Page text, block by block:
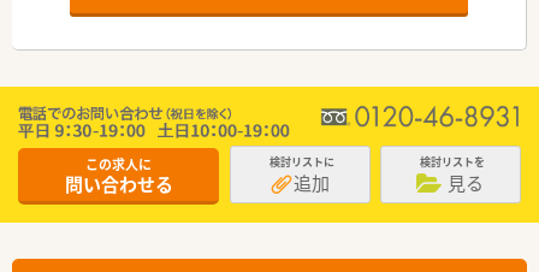
この求人に
問い合わせる
検討リストに
追加
検討リストを
見る